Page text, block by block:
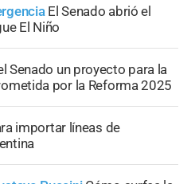
El Senado abrió el
El Niño
Senado un proyecto para la
por la Reforma 2025
importar líneas de